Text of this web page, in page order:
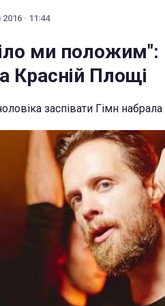
· 11:44
ми положим":
Красній Площі
заспівати Гімн